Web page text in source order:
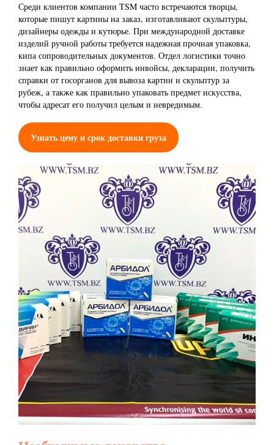
Среди клиентов компании TSM часто встречаются творцы,
которые пишут картины на заказ, изготавливают скульптуры,
дизайнеры одежды и кутюрье. При международной доставке
изделий ручной работы требуется надежная прочная упаковка,
кипа сопроводительных документов. Отдел логистики точно
знает как правильно оформить инвойсы, декларации, получить
справки от госорганов для вывоза картин и скульптур за
рубеж, а также как правильно упаковать предмет искусства,
чтобы адресат его получил целым и невредимым.
Узнать цену и срок доставки груза